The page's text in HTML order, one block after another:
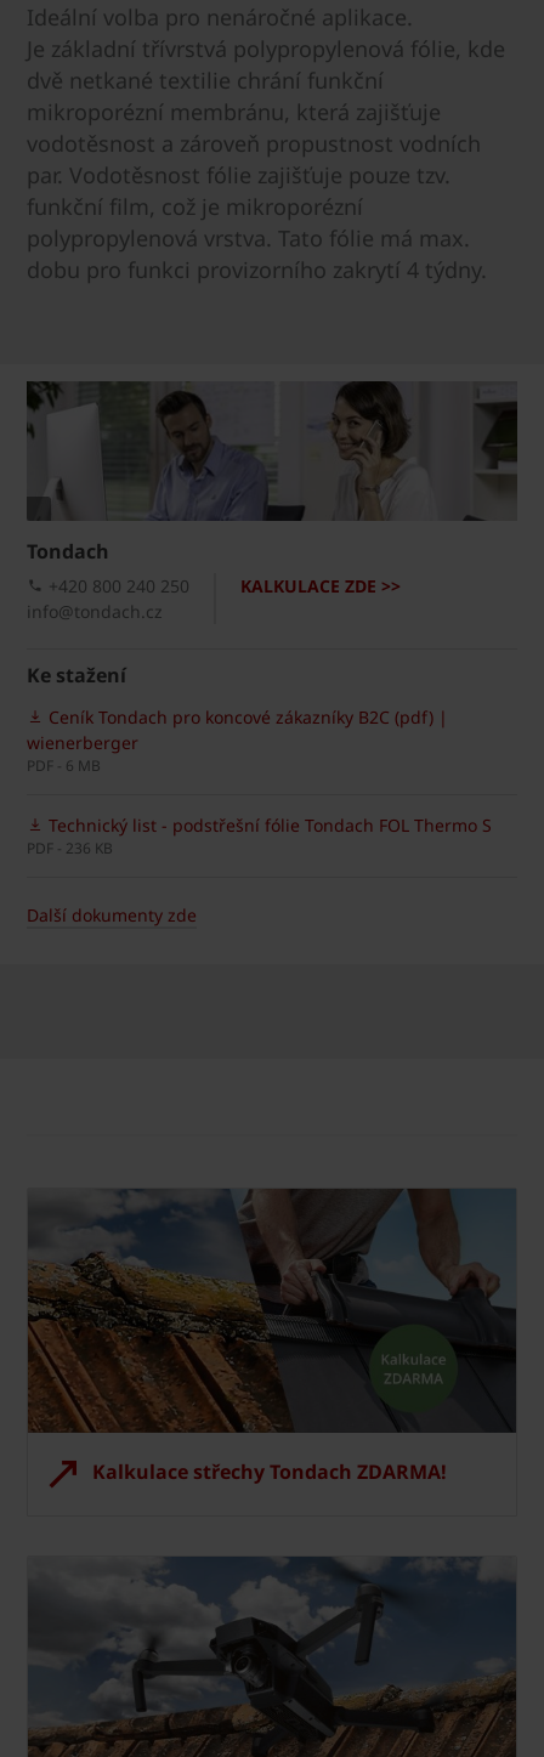
Ideální volba pro nenáročné aplikace.
Je základní třívrstvá polypropylenová fólie, kde
dvě netkané textilie chrání funkční
mikroporézní membránu, která zajišťuje
vodotěsnost a zároveň propustnost vodních
par. Vodotěsnost fólie zajišťuje pouze tzv.
funkční film, což je mikroporézní
polypropylenová vrstva. Tato fólie má max.
dobu pro funkci provizorního zakrytí 4 týdny.
Tondach
KALKULACE ZDE >>
+420 800 240 250
info@tondach.cz
Ke stažení
Ceník Tondach pro koncové zákazníky B2C (pdf) |
wienerberger
PDF - 6 MB
Technický list - podstřešní fólie Tondach FOL Thermo S
PDF - 236 KB
Další dokumenty zde
Kalkulace střechy Tondach ZDARMA!